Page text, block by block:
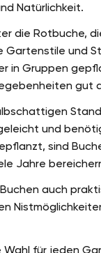
Natürlichkeit.
die Rotbuche,
Gartenstile und
in Gruppen
gut
und
sind
Jahre
auch
für jeden